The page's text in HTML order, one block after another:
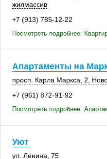
жилмассив
+7 (913) 785-12-22
Посмотреть подробнее:
Апартаменты на
просп. Карла Маркса, 2,
+7 (961) 872-91-92
Посмотреть подробнее:
Уют
ул. Ленина, 75